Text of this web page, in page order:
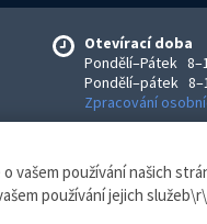
Otevírací doba
Pondělí–Pátek
Pondělí–pátek
Zpracování
BlueGhost.
vašem používání našich
používání jejich